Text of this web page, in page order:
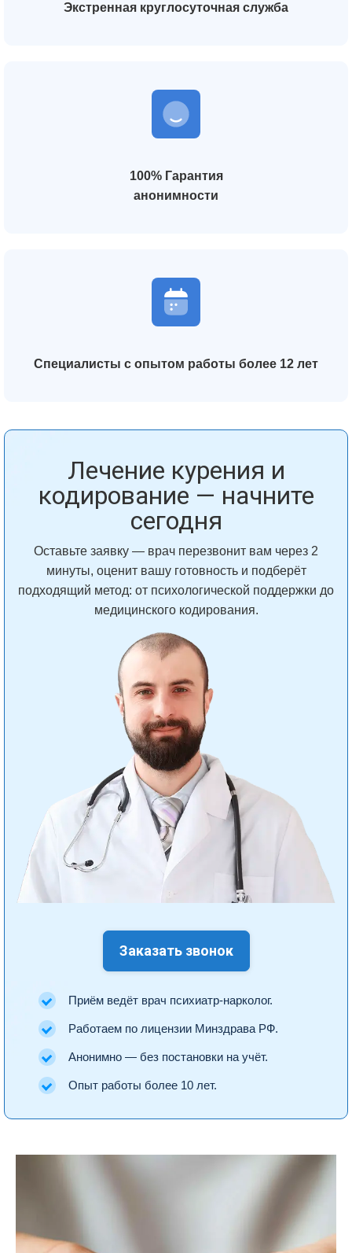
Экстренная круглосуточная служба
100% Гарантия
анонимности
Специалисты с опытом работы более 12 лет
Лечение курения и
кодирование — начните
сегодня
Оставьте заявку — врач перезвонит вам через 2
минуты, оценит вашу готовность и подберёт
подходящий метод: от психологической поддержки до
медицинского кодирования.
Заказать звонок
Приём ведёт врач психиатр-нарколог.
Работаем по лицензии Минздрава РФ.
Анонимно — без постановки на учёт.
Опыт работы более 10 лет.